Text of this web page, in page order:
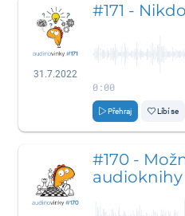
31.7.2022
#171 -
0:00
Přehraj Líbí se
#170 -
audioknihy